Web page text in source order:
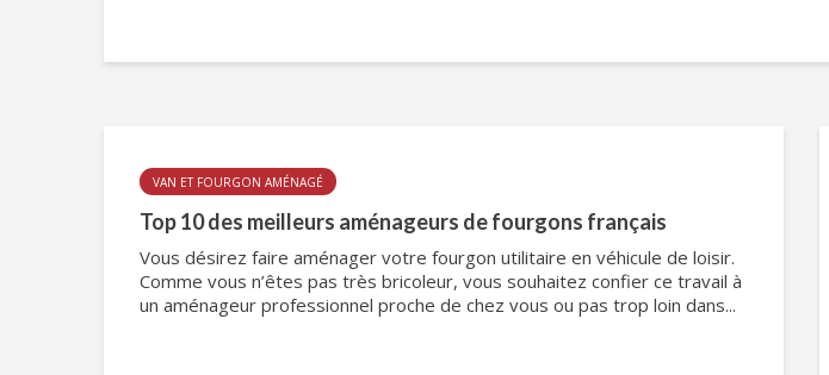
VAN ET FOURGON AMÉNAGÉ
Top 10 des meilleurs aménageurs de fourgons français
Vous désirez faire aménager votre fourgon utilitaire en véhicule de loisir.
Comme vous n’êtes pas très bricoleur, vous souhaitez confier ce travail à
un aménageur professionnel proche de chez vous ou pas trop loin dans...